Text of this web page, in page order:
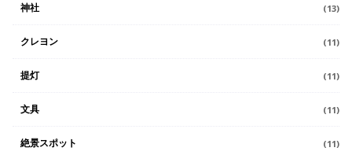
神社 (13)
クレヨン (11)
提灯 (11)
文具 (11)
絶景スポット (11)